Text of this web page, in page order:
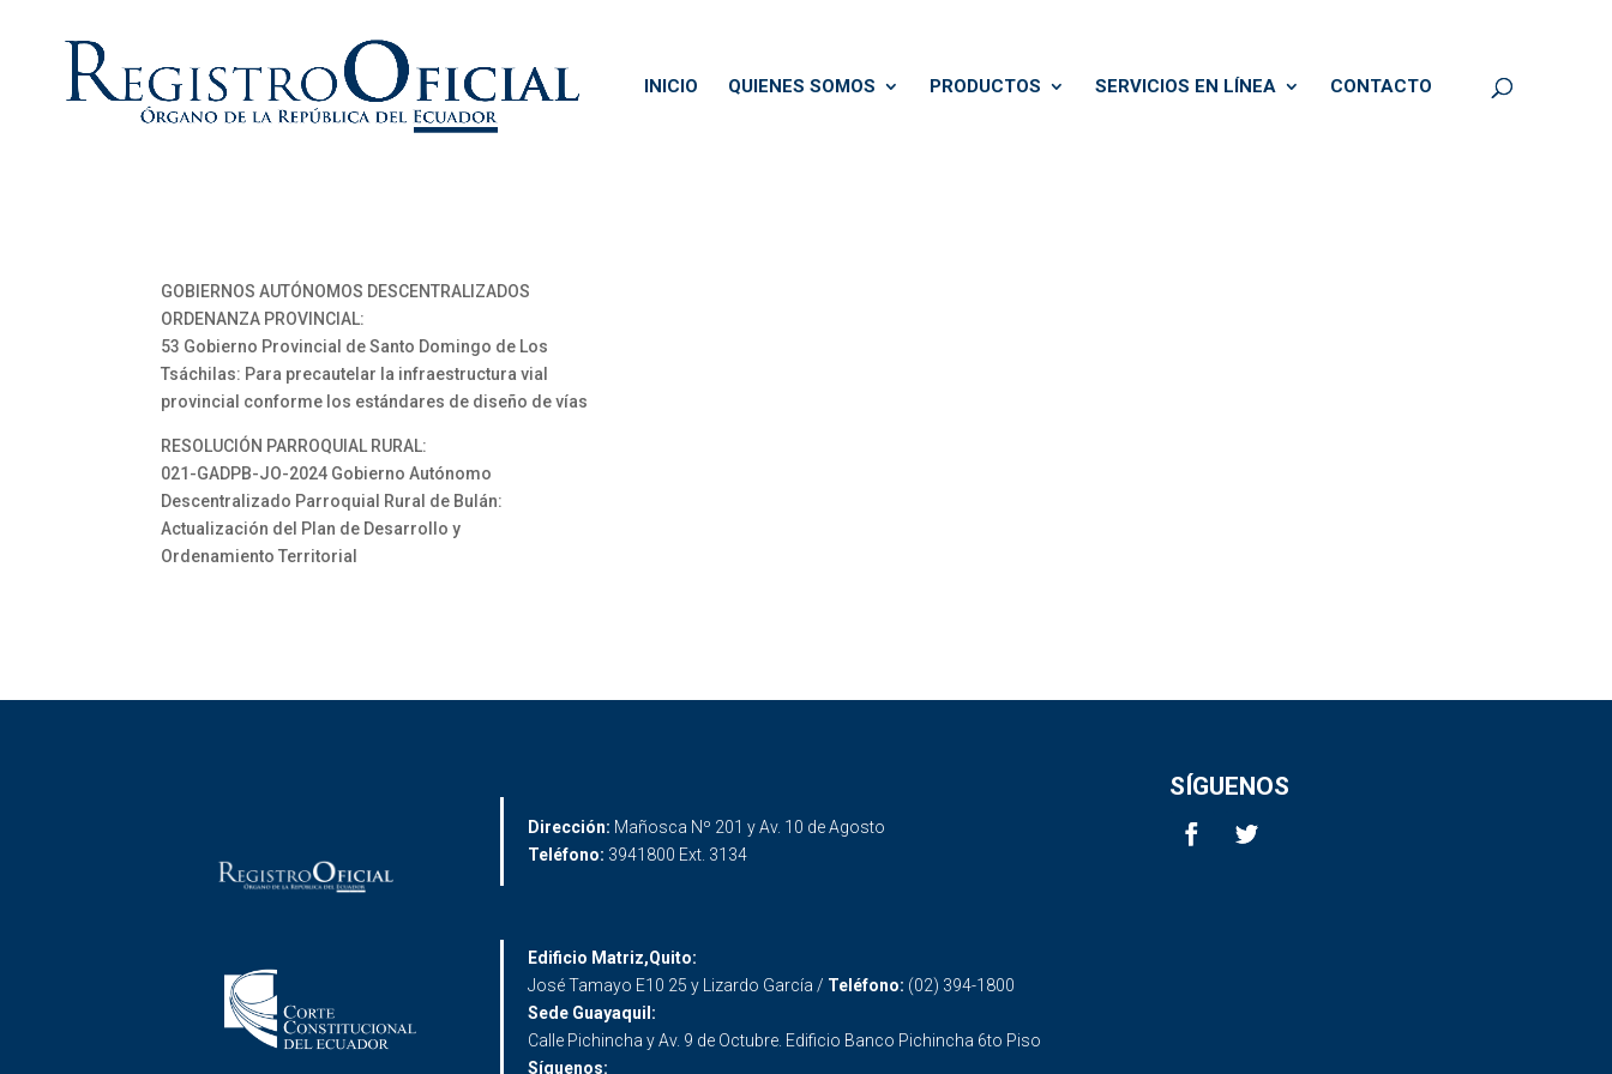
INICIO QUIENES SOMOS PRODUCTOS SERVICIOS EN LÍNEA CONTACTO
GOBIERNOS AUTÓNOMOS DESCENTRALIZADOS
ORDENANZA PROVINCIAL:
53 Gobierno Provincial de Santo Domingo de Los
Tsáchilas: Para precautelar la infraestructura vial
provincial conforme los estándares de diseño de vías
RESOLUCIÓN PARROQUIAL RURAL:
021-GADPB-JO-2024 Gobierno Autónomo
Descentralizado Parroquial Rural de Bulán:
Actualización del Plan de Desarrollo y
Ordenamiento Territorial
Dirección: Mañosca Nº 201 y Av. 10 de Agosto
Teléfono: 3941800 Ext. 3134
SÍGUENOS
Edificio Matriz,Quito:
José Tamayo E10 25 y Lizardo García / Teléfono: (02) 394-1800
Sede Guayaquil:
Calle Pichincha y Av. 9 de Octubre. Edificio Banco Pichincha 6to Piso
Síguenos: